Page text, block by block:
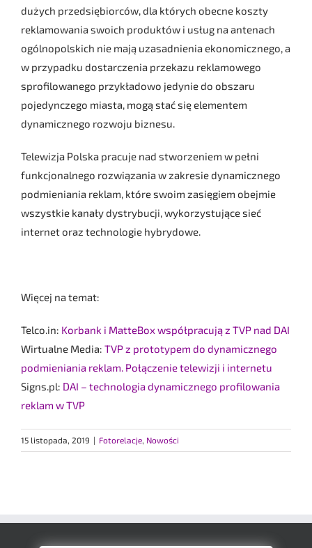
dużych przedsiębiorców, dla których obecne koszty
reklamowania swoich produktów i usług na antenach
ogólnopolskich nie mają uzasadnienia ekonomicznego, a
w przypadku dostarczenia przekazu reklamowego
sprofilowanego przykładowo jedynie do obszaru
pojedynczego miasta, mogą stać się elementem
dynamicznego rozwoju biznesu.
Telewizja Polska pracuje nad stworzeniem w pełni
funkcjonalnego rozwiązania w zakresie dynamicznego
podmieniania reklam, które swoim zasięgiem obejmie
wszystkie kanały dystrybucji, wykorzystujące sieć
internet oraz technologie hybrydowe.
Więcej na temat:
Telco.in: Korbank i MatteBox współpracują z TVP nad DAI
Wirtualne Media: TVP z prototypem do dynamicznego
podmieniania reklam. Połączenie telewizji i internetu
Signs.pl: DAI – technologia dynamicznego profilowania
reklam w TVP
15 listopada, 2019 | Fotorelacje Nowości